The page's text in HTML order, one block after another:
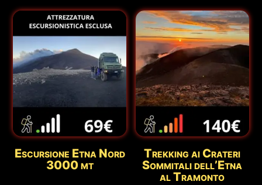
Escursione Etna Nord
3000 mt
Trekking ai Crateri
Sommitali dell’Etna
al Tramonto